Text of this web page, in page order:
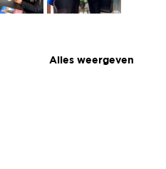
Alles weergeven